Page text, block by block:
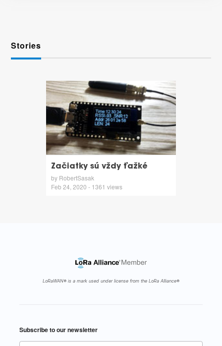
Stories
Začiatky sú vždy ťažké
by RobertSasak
Feb 24, 2020 - 1361 views